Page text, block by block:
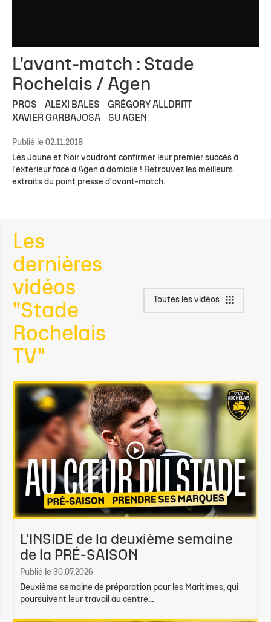
L'avant-match : Stade
Rochelais / Agen
PROS ALEXI BALES
GRÉGORY ALLDRITT
XAVIER GARBAJOSA
SU AGEN
Publié le 02.11.2018
Les Jaune et Noir voudront confirmer leur premier succès à
l'extérieur face à Agen à domicile ! Retrouvez les meilleurs
extraits du point presse d'avant-match.
Les
dernières
vidéos
"Stade
Rochelais
TV"
Toutes les vidéos
L'INSIDE de la deuxième semaine
de la PRÉ-SAISON
Publié le 30.07.2026
Deuxième semaine de préparation pour les Maritimes, qui
poursuivent leur travail au centre...